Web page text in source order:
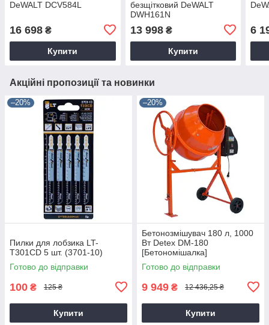
DeWALT DCV584L
16 698 ₴
Купити
безщітковий DeWALT
DWH161N
13 998₴
Купити
6
Акційні пропозиції та новинки
–20%
Пилки для лобзика LT-
T301CD 5 шт. (3701-10)
Готово до відправки
100 ₴ 125 ₴
Купити
–20%
Бетонозмішувач 180 л, 1000
Вт Detex DM-180
[Бетономішалка]
Готово до відправки
9 949 ₴ 12 436,25 ₴
Купити